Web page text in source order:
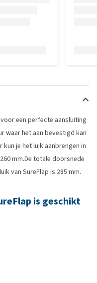
een perfecte aansluiting
waar het aan bevestigd kan
je het luik aanbrengen in
mm.De totale doorsnede
van SureFlap is 285 mm.
is geschikt